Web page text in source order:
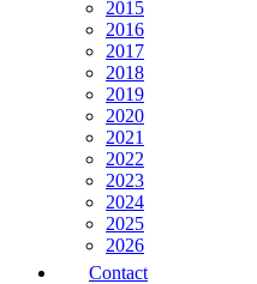
2015
2016
2017
2018
2019
2020
2021
2022
2023
2024
2025
2026
Contact